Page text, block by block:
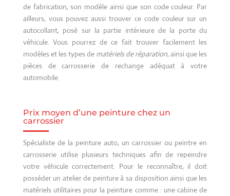
de fabrication, son modèle ainsi que son code couleur. Par
ailleurs, vous pouvez aussi trouver ce code couleur sur un
autocollant, posé sur la partie intérieure de la porte du
véhicule. Vous pourrez de ce fait trouver facilement les
modèles et les types de matériels de réparation, ainsi que les
pièces de carrosserie de rechange adéquat à votre
automobile.
Prix moyen d’une peinture chez un
carrossier
Spécialiste de la peinture auto, un carrossier ou peintre en
carrosserie utilise plusieurs techniques afin de repeindre
votre véhicule correctement. Pour le reconnaître, il doit
posséder un atelier de peinture à sa disposition ainsi que les
matériels utilitaires pour la peinture comme : une cabine de